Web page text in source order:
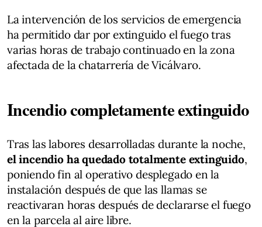
La intervención de los servicios de emergencia
ha permitido dar por extinguido el fuego tras
varias horas de trabajo continuado en la zona
afectada de la chatarrería de Vicálvaro.
Incendio completamente extinguido
Tras las labores desarrolladas durante la noche,
el incendio ha quedado totalmente extinguido,
poniendo fin al operativo desplegado en la
instalación después de que las llamas se
reactivaran horas después de declararse el fuego
en la parcela al aire libre.